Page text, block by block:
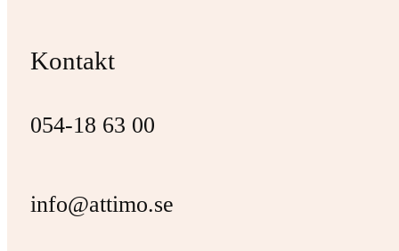
Kontakt
054-18 63 00
info@attimo.se